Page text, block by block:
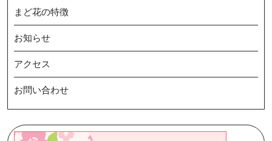
まど花の特徴
お知らせ
アクセス
お問い合わせ